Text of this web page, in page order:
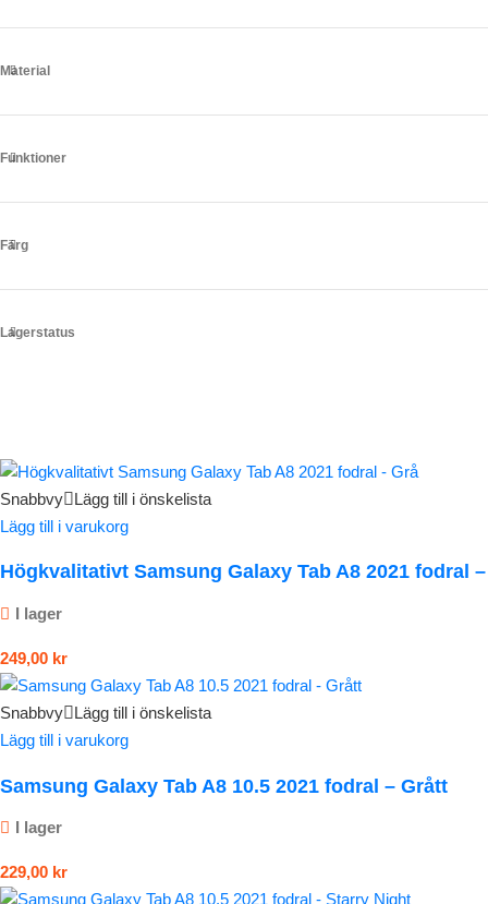
Material
Funktioner
Färg
Lagerstatus
Snabbvy
Lägg till i önskelista
Lägg till i varukorg
Högkvalitativt Samsung Galaxy Tab A8 2021 fodral
I lager
249,00 kr
Snabbvy
Lägg till i önskelista
Lägg till i varukorg
Samsung Galaxy Tab A8 10.5 2021 fodral – Grått
I lager
229,00 kr